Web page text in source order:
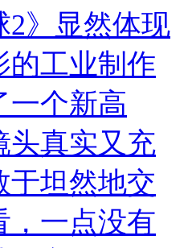
2》显然体现
的工业制作
一个新高
头真实又充
于坦然地交
，一点没有